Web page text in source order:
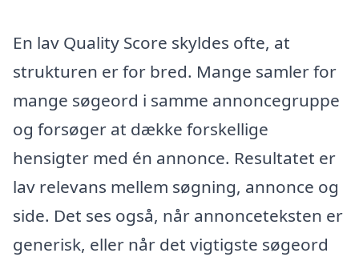
En lav Quality Score skyldes ofte, at
strukturen er for bred. Mange samler for
mange søgeord i samme annoncegruppe
og forsøger at dække forskellige
hensigter med én annonce. Resultatet er
lav relevans mellem søgning, annonce og
side. Det ses også, når annonceteksten er
generisk, eller når det vigtigste søgeord